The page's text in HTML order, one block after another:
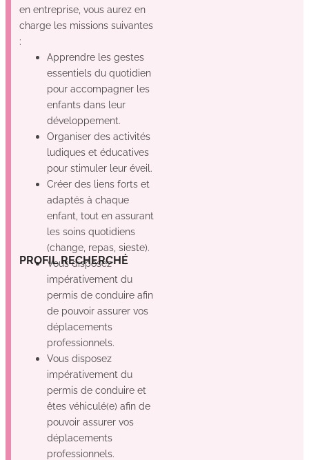
en entreprise, vous aurez en
charge les missions suivantes
:
Apprendre les gestes
essentiels du quotidien
pour accompagner les
enfants dans leur
développement.
Organiser des activités
ludiques et éducatives
pour stimuler leur éveil.
Créer des liens forts et
adaptés à chaque
enfant, tout en assurant
les soins quotidiens
(change, repas, sieste).
PROFIL RECHERCHÉ
NonNon
Vous disposez
impérativement du
permis de conduire afin
de pouvoir assurer vos
déplacements
professionnels.
Vous disposez
impérativement du
permis de conduire et
êtes véhiculé(e) afin de
pouvoir assurer vos
déplacements
professionnels.